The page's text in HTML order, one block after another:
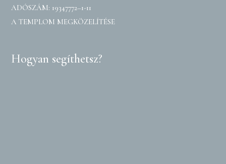
ADÓSZÁM: 19347772–1-11
A TEMPLOM MEGKÖZELÍTÉSE
Hogyan segíthetsz?